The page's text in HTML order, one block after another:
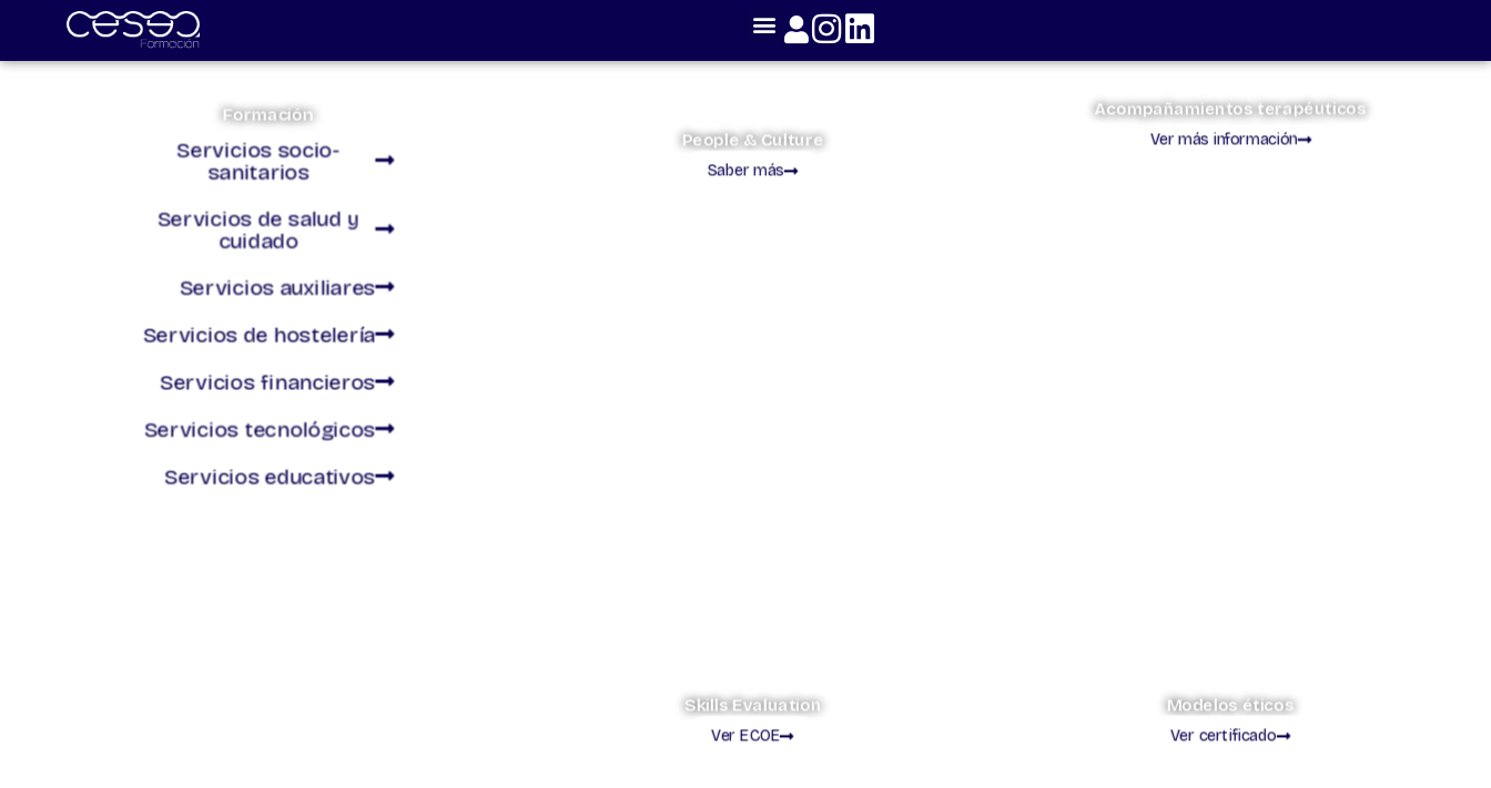
content
Formación
Servicios socio-
sanitarios
Servicios de salud y
cuidado
Servicios auxiliares
Servicios de hostelería
Servicios financieros
Servicios tecnológicos
Servicios educativos
People & Culture
Saber más
Skills Evaluation
Ver ECOE
Acompañamientos terapéuticos
Ver más información
Modelos éticos
Ver certificado